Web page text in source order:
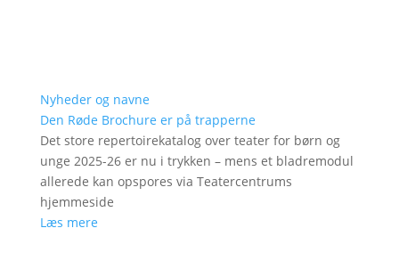
Nyheder og navne
Den Røde Brochure er på trapperne
Det store repertoirekatalog over teater for børn og
unge 2025-26 er nu i trykken – mens et bladremodul
allerede kan opspores via Teatercentrums
hjemmeside
Læs mere